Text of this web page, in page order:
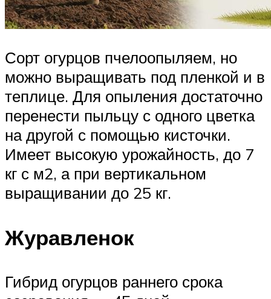
Сорт огурцов пчелоопыляем, но
можно выращивать под пленкой и в
теплице. Для опыления достаточно
перенести пыльцу с одного цветка
на другой с помощью кисточки.
Имеет высокую урожайность, до 7
кг с м2, а при вертикальном
выращивании до 25 кг.
Журавленок
Гибрид огурцов раннего срока